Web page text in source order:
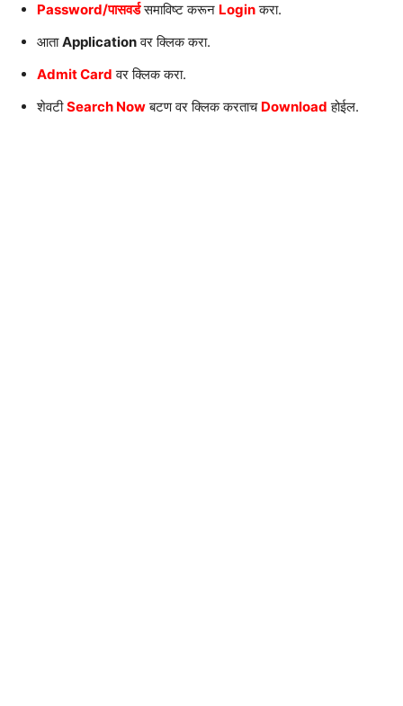
Password/पासवर्डसमाविष्ट करून Loginकरा.
आताApplicationवर क्लिक करा.
Admit Card वर क्लिक करा.
शेवटीSearch Nowबटण वर क्लिक करताच Download होईल.